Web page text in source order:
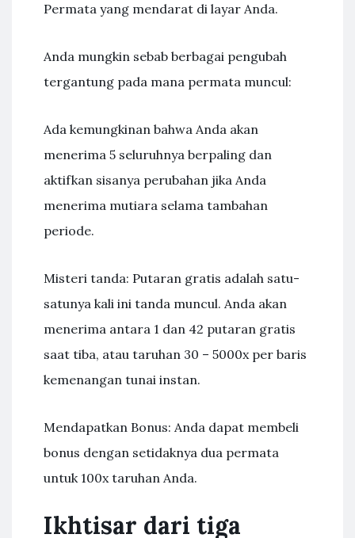
Permata yang mendarat di layar Anda.
Anda mungkin sebab berbagai pengubah
tergantung pada mana permata muncul:
Ada kemungkinan bahwa Anda akan
menerima 5 seluruhnya berpaling dan
aktifkan sisanya perubahan jika Anda
menerima mutiara selama tambahan
periode.
Misteri tanda: Putaran gratis adalah satu-
satunya kali ini tanda muncul. Anda akan
menerima antara 1 dan 42 putaran gratis
saat tiba, atau taruhan 30 – 5000x per baris
kemenangan tunai instan.
Mendapatkan Bonus: Anda dapat membeli
bonus dengan setidaknya dua permata
untuk 100x taruhan Anda.
Ikhtisar dari tiga